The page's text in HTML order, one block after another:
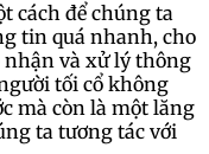
cách để chúng ta
tin quá nhanh, cho
nhận và xử lý thông
tối cổ không
mà còn là một lăng
ta tương tác với